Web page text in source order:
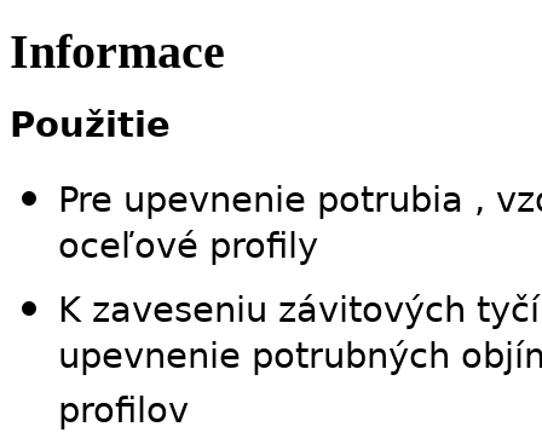
Informace
Použitie
Pre upevnenie potrubia ,
oceľové profily
K zaveseniu závitových
upevnenie potrubných
profilov